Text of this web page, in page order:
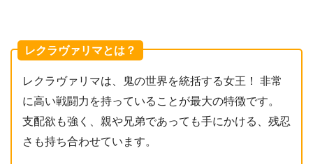
レクラヴァリマとは？
レクラヴァリマは、鬼の世界を統括する女王！ 非常
に高い戦闘力を持っていることが最大の特徴です。
支配欲も強く、親や兄弟であっても手にかける、残忍
さも持ち合わせています。